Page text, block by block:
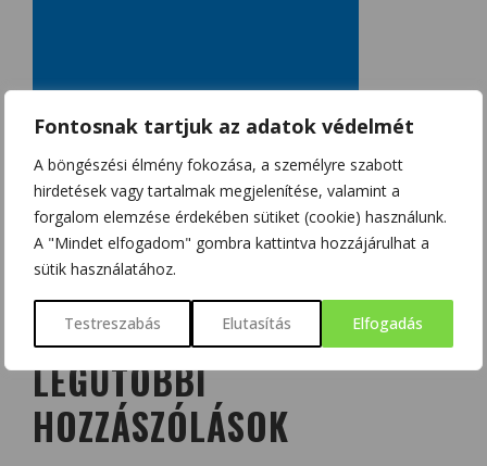
Fontosnak tartjuk az adatok védelmét
A böngészési élmény fokozása, a személyre szabott
hirdetések vagy tartalmak megjelenítése, valamint a
forgalom elemzése érdekében sütiket (cookie) használunk.
A "Mindet elfogadom" gombra kattintva hozzájárulhat a
sütik használatához.
Testreszabás Elutasítás Elfogadás
LEGUTÓBBI
HOZZÁSZÓLÁSOK